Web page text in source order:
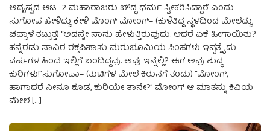
ಅದೃಷ್ಟದ ಆಟ -2 ಮಹಾರಾಜರು ಬೌದ್ಧ ಧರ್ಮ ಸ್ವೀಕರಿಸಿದ್ದಾರೆ ಎಂದು
ಸುಗೋಪ ಹೇಳಿದ್ದು ಕೇಳಿ ಮೊಂಗ್ ಮೋಂಗ್– (ಕುಳಿತಿದ್ದ ಸ್ಥಳದಿಂದ ಮೇಲೆದ್ದು,
ಚಪ್ಪಾಳೆ ತಟ್ಟುತ್ತ) “ಅದನ್ನೇ ನಾನು ಹೇಳುತ್ತಿರುವುದು. ಆದರೆ ಏಕೆ ಹೀಗಾಯಿತು?
ಹನ್ನೆರಡು ಸಾವಿರ ರಕ್ತಪಿಪಾಸು ಮರುಭೂಮಿಯ ಸಿಂಹಗಳು ಇಪ್ಪತ್ತೈದು
ವರ್ಷಗಳ ಹಿಂದೆ ಇಲ್ಲಿಗೆ ಬಂದಿದ್ದವು. ಅವು ಇನ್ನೆಲ್ಲಿ? ಈಗ ಅವು ಶುದ್ಧ
ಕುರಿಗಳು!”ಸುಗೋಪಾ– (ತುಟಿಗಳ ಮೇಲೆ ಕಿರುನಗೆ ತಂದು) “ಮೋಂಗ್,
ಹಾಗಾದರೆ ನೀನೂ ಕೂಡ, ಕುರಿಯೇ ತಾನೇ?” ಮೋಂಗ್ ಆ ಮಾತನ್ನು ಕಿವಿಯ
ಮೇಲೆ […]